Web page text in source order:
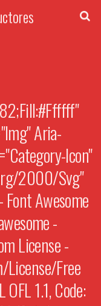
Aria-
Icon"
2000/svg"
Awesome
-
License -
license/free
1.1, Code: